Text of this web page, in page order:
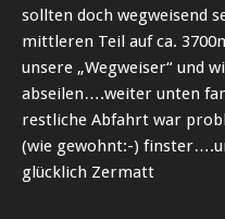
sollten doch wegweisend
mittleren Teil auf ca.
unsere „Wegweiser“ und
abseilen….weiter unten
restliche Abfahrt war
(wie gewohnt:-)
glücklich Zermatt